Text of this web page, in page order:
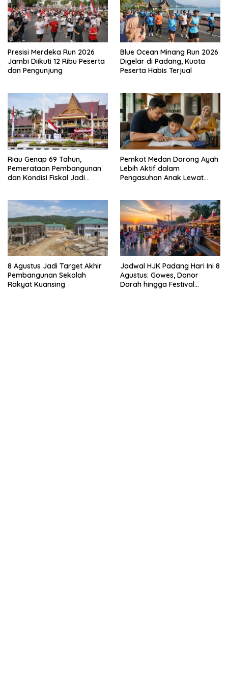
Presisi Merdeka Run 2026
Jambi Diikuti 12 Ribu Peserta
dan Pengunjung
Blue Ocean Minang Run 2026
Digelar di Padang, Kuota
Peserta Habis Terjual
Riau Genap 69 Tahun,
Pemerataan Pembangunan
dan Kondisi Fiskal Jadi
Pemkot Medan Dorong Ayah
Lebih Aktif dalam
Pengasuhan Anak Lewat
8 Agustus Jadi Target Akhir
Pembangunan Sekolah
Rakyat Kuansing
Jadwal HJK Padang Hari Ini 8
Agustus: Gowes, Donor
Darah hingga Festival